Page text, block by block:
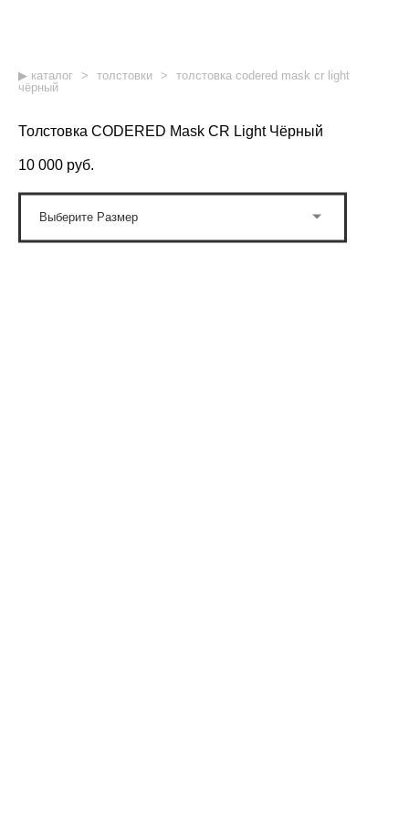
▶︎ каталог > толстовки >
толстовка codered mask cr light
чёрный
Толстовка CODERED Mask CR Light Чёрный
10 000 pуб.
Выберите Размер